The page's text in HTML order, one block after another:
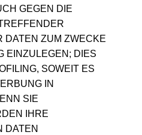
GEGEN DIE
DATEN ZUM ZWECKE
EINZULEGEN; DIES
SOWEIT ES
IN
SIE
IHRE
DATEN